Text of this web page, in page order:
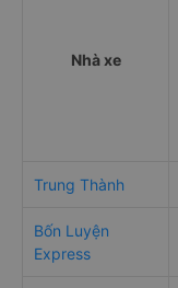
Nhà xe
Trung Thành
Bốn Luyện
Express